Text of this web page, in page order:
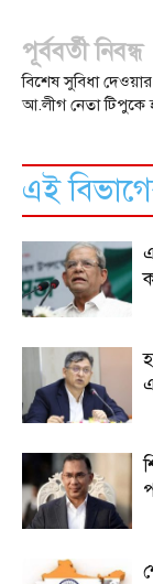
পূর্ববর্তী নিবন্ধ
বিশেষ সুবিধা
আ.লীগ নেতা টিপুকে
এই